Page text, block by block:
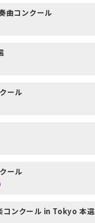
曲コンクール
ール
ール
コンクール in Tokyo 本選